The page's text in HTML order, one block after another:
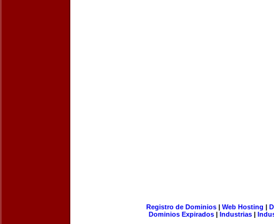
Registro de Dominios| Web Hosting |
Dominios Expirados | Industrias |